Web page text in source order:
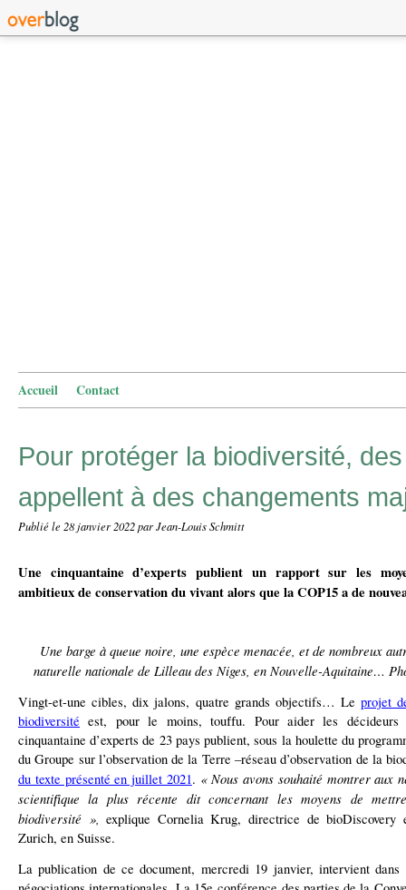
Accueil Contact
Pour protéger la biodiversité,
appellent à des changements
Publié le 28 janvier 2022par Jean-Louis Schmitt
Une cinquantaine d’experts publient un rapport sur les
ambitieux de conservation du vivant alors que la COP15 a de
Une barge à queue noire, une espèce menacée, et de nombreux
naturelle nationale de Lilleau des Niges, en Nouvelle-Aquitaine…
Vingt-et-une cibles, dix jalons, quatre grands objectifs… Leprojet
biodiversité est, pour le moins, touffu. Pour aider les
cinquantaine d’experts de 23 pays publient, sous la houlette du
du Groupe sur l’observation de la Terre –réseau d’observation de la
du texte présenté en juillet 2021. « Nous avons souhaité montrer aux
scientifique la plus récente dit concernant les moyens de
biodiversité », explique Cornelia Krug, directrice de bioDiscovery
Zurich, en Suisse.
La publication de ce document, mercredi 19 janvier, intervient dans